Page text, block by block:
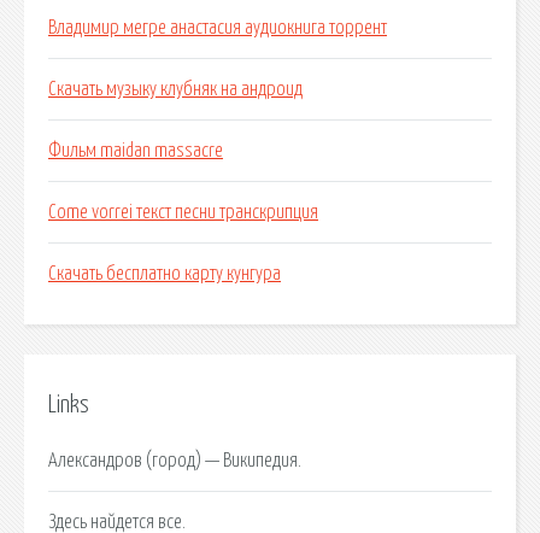
Владимир мегре анастасия аудиокнига торрент
Скачать музыку клубняк на андроид
Фильм maidan massacre
Come vorrei текст песни транскрипция
Скачать бесплатно карту кунгура
Links
Александров (город) — Википедия.
Здесь найдется все.